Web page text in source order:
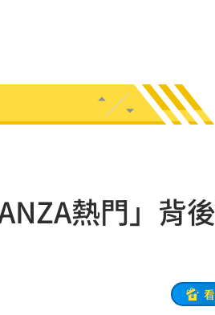
熱門」背